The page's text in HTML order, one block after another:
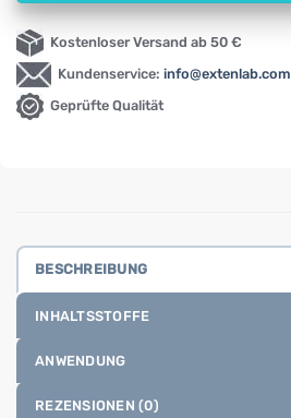
Kostenloser Versand ab 50 €
Kundenservice: info@extenlab.com
Geprüfte Qualität
BESCHREIBUNG
INHALTSSTOFFE
ANWENDUNG
REZENSIONEN (0)